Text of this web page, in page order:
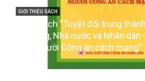
GIỚI THIỆU SÁCH
Ra mắt ba cuốn
của Đảng
16/01/2026